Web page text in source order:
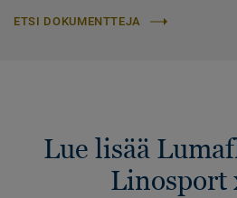
ETSI DOKUMENTTEJA
Lue lisää